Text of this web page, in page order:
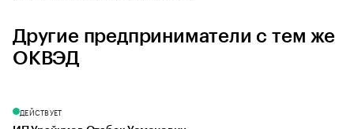
Другие предприниматели с тем же
ОКВЭД
ДЕЙСТВУЕТ